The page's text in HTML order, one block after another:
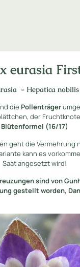
eurasia
= Hepatica
die Pollenträger
der
Blütenformel (16/17)
geht die Vermehrung
kann es
Saat angesetzt wird!
sind von
gestellt worden,